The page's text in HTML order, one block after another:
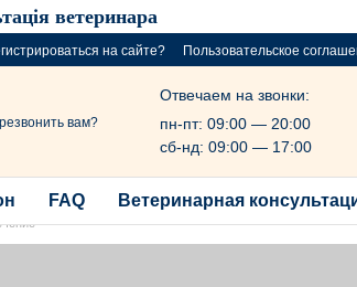
ветеринара
на сайте? Пользовательское
вам?
Отвечаем на звонки:
пн-пт: 09:00 — 20:00
сб-нд: 09:00 — 17:00
FAQ Ветеринарная